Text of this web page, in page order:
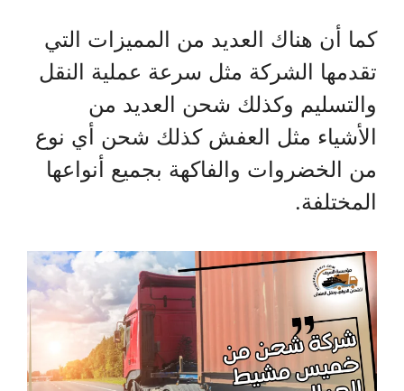
كما أن هناك العديد من المميزات التي
تقدمها الشركة مثل سرعة عملية النقل
والتسليم وكذلك شحن العديد من
الأشياء مثل العفش كذلك شحن أي نوع
من الخضروات والفاكهة بجميع أنواعها
المختلفة.